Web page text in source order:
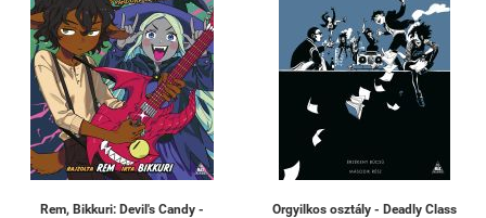
Rem, Bikkuri: Devil's Candy -
Orgyilkos osztály - Deadly Class